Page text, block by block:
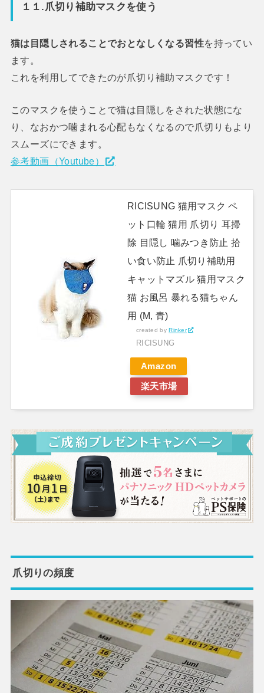
１１.爪切り補助マスクを使う
猫は目隠しされることでおとなしくなる習性を持ってい
ます。
これを利用してできたのが爪切り補助マスクです！
このマスクを使うことで猫は目隠しをされた状態にな
り、なおかつ噛まれる心配もなくなるので爪切りもより
スムーズにできます。
参考動画（Youtube）
RICISUNG 猫用マスク ペ
ット口輪 猫用 爪切り 耳掃
除 目隠し 噛みつき防止 拾
い食い防止 爪切り補助用
キャットマズル 猫用マスク
猫 お風呂 暴れる猫ちゃん
用 (M, 青)
created byRinker
RICISUNG
Amazon
楽天市場
爪切りの頻度